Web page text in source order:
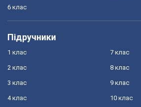
6 клас
Підручники
1 клас
2 клас
3 клас
4 клас
7 клас
8 клас
9 клас
10 клас